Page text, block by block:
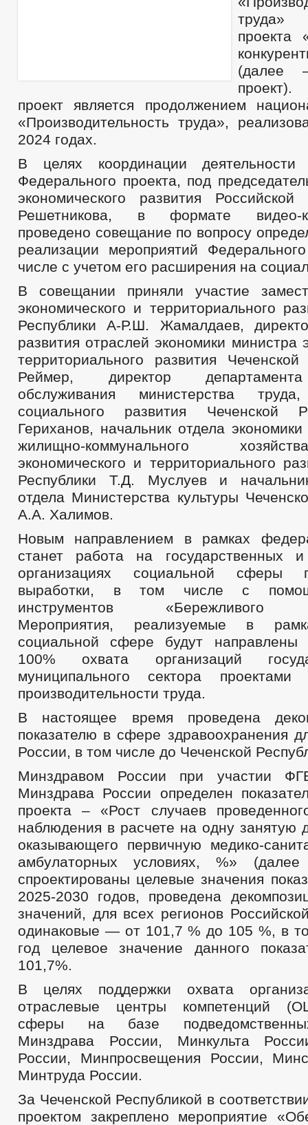
_
СТАНДАРТЫ МУНИЦИПАЛЬНЫХ УСЛУГ
ОБРАЩЕНИЕ К ГЛАВЕ
ИНТЕРНЕТ
ФОРМА
РЕГЛАМЕНТ РАССМОТРЕНИЯ ОБРАЩЕНИЙ
труда»
проекта
(далее
проект является продолжением
«Производительность труда»,
2024 годах.
В целях координации
Федерального проекта, под
экономического развития
Решетникова, в формате видео-
проведено совещание по вопросу
реализации мероприятий
числе с учетом его расширения на
В совещании приняли участие
экономического и территориального
Республики А-Р.Ш. Жамалдаев,
развития отраслей экономики министра
территориального развития
Реймер, директор
обслуживания министерства
социального развития Чеченской
Гериханов, начальник отдела
жилищно-коммунального
экономического и территориального
Республики Т.Д. Муслуев и
отдела Министерства культуры
А.А. Халимов.
Новым направлением в рамках
станет работа на государственных
организациях социальной сферы
выработки, в том числе с
инструментов «Бережливого
Мероприятия, реализуемые в
социальной сфере будут направлены
100% охвата организаций
муниципального сектора
производительности труда.
В настоящее время проведена
показателю в сфере здравоохранения
России, в том числе до Чеченской
Минздравом России при участии
Минздрава России определен
проекта – «Рост случаев
наблюдения в расчете на одну занятую
оказывающего первичную медико-
амбулаторных условиях, %» (далее
спроектированы целевые значения
2025-2030 годов, проведена
значений, для всех регионов
одинаковые — от 101,7 % до 105 %, в
год целевое значение данного
101,7%.
В целях поддержки охвата
отраслевые центры компетенций
сферы на базе
Минздрава России, Минкульта
России, Минпросвещения России,
Минтруда России.
За Чеченской Республикой в
проектом закреплено мероприятие